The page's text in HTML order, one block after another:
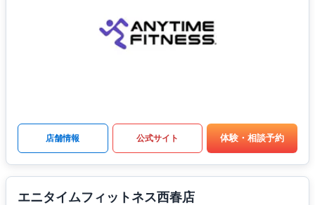
店舗情報 公式サイト 体験・相談予約
エニタイムフィットネス西春店